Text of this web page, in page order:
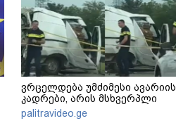
ვრცელდება უმძიმესი ავარიის
კადრები, არის მსხვერპლი
palitravideo.ge